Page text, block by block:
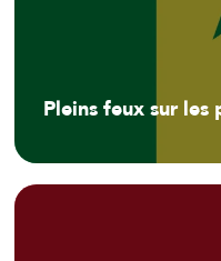
Pleins feux sur les